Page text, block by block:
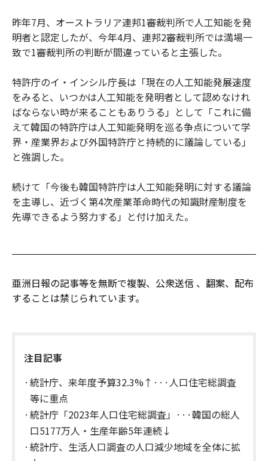
昨年7月、オーストラリア連邦1審裁判所で人工知能を発
明者と認定したが、今年4月、連邦2審裁判所では満場一
致で1審裁判所の判断が間違っていると主張した。
特許庁のイ・インシル庁長は「現在の人工知能発展速度
をみると、いつかは人工知能を発明者として認めなけれ
ばならない時が来ることもありうる」として「これに備
えて韓国の特許庁は人工知能発明を巡る争点について学
界・産業界および外国特許庁と持続的に議論している」
と強調した。
続けて「今後も韓国特許庁は人工知能発明に対する議論
を主導し、近づく第4次産業革命時代の知識財産制度を
先導できるよう努力する」と付け加えた。
亜洲日報の記事等を無断で複製、公衆送信 、翻案、配布
することは禁じられています。
注目記事
統計庁、来年度予算32.3%↑···人口住宅総調査
等に重点
統計庁「2023年人口住宅総調査」···韓国の総人
口5177万人・生産年齢5年連続↓
統計庁、生活人口調査の人口減少地域を全体に拡